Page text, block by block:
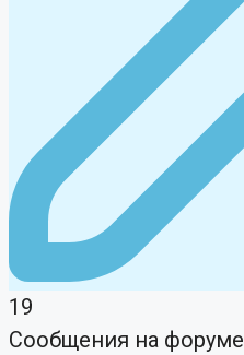
19
Сообщения на форуме